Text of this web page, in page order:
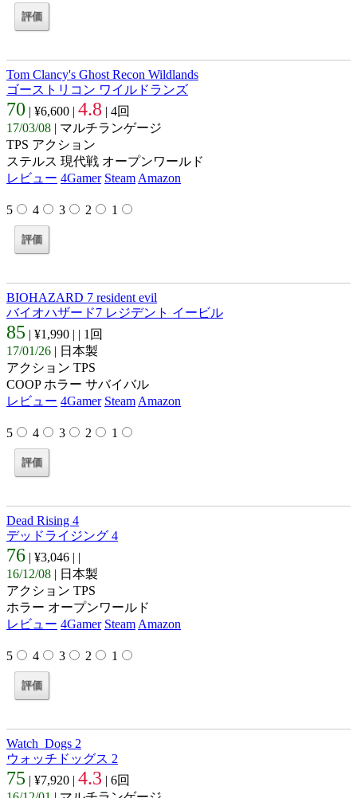
Tom Clancy's Ghost Recon Wildlands
ゴーストリコン ワイルドランズ
70 | ¥6,600 | 4.8 | 4回
17/03/08 | マルチランゲージ
TPS アクション
ステルス 現代戦 オープンワールド
レビュー 4Gamer Steam Amazon
5 4 3 2 1
BIOHAZARD 7 resident evil
バイオハザード7 レジデント イービル
85 | ¥1,990 | | 1回
17/01/26 | 日本製
アクション TPS
COOP ホラー サバイバル
レビュー 4Gamer Steam Amazon
5 4 3 2 1
Dead Rising 4
デッドライジング 4
76 | ¥3,046 | |
16/12/08 | 日本製
アクション TPS
ホラー オープンワールド
レビュー 4Gamer Steam Amazon
5 4 3 2 1
Watch_Dogs 2
ウォッチドッグス 2
75 | ¥7,920 | 4.3 | 6回